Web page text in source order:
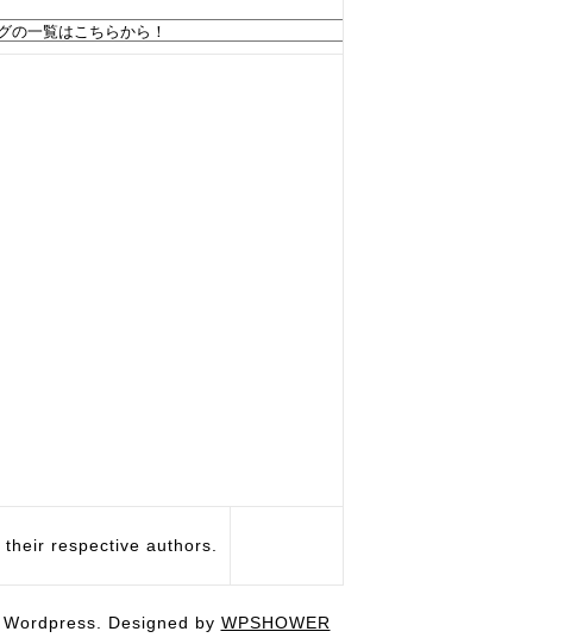
respective authors.
Designed by WPSHOWER